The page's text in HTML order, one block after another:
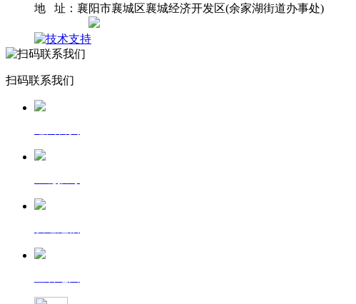
地 址：襄阳市襄城区襄城经济开发区(余家湖街道办事处)
扫码联系我们